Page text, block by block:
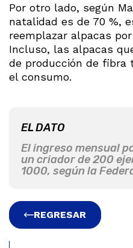
Por otro lado, según
natalidad es de 70 %,
reemplazar alpacas
Incluso, las alpacas
de producción de fibra
el consumo.
EL DATO
El ingreso mensual
un criador de 200
1000, según la
REGRESAR